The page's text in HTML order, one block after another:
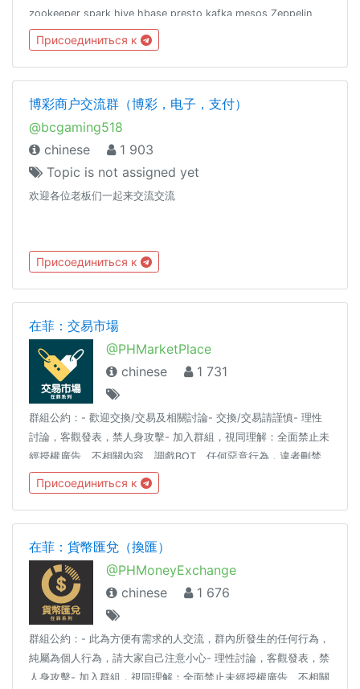
zookeeper spark hive hbase presto kafka mesos Zeppelin
scala java python r 数仓 数据仓库如有误ban，可联系
@cxzQOTP @iseki_w友情联盟： @coderzh
Присоединиться к
博彩商户交流群（博彩，电子，支付）
@bcgaming518
chinese
1 903
Topic is not assigned yet
欢迎各位老板们一起来交流交流
Присоединиться к
在菲：交易市場
@PHMarketPlace
chinese
1 731
群組公約：- 歡迎交換/交易及相關討論- 交換/交易請謹慎- 理性
討論，客觀發表，禁人身攻擊- 加入群組，視同理解：全面禁止未
經授權廣告、不相關內容、調戲BOT、任何惡意行為，違者刪禁
踢同場推薦：★ 在菲：群組指引 @PHGuide★ 在菲：生活頻道
@LifestyleInPH★ 交易自動發佈
https://submit.crush.ninja/2374332036119328
Присоединиться к
在菲：貨幣匯兌（換匯）
@PHMoneyExchange
chinese
1 676
群組公約：- 此為方便有需求的人交流，群內所發生的任何行為，
純屬為個人行為，請大家自己注意小心- 理性討論，客觀發表，禁
人身攻擊- 加入群組，視同理解：全面禁止未經授權廣告、不相關